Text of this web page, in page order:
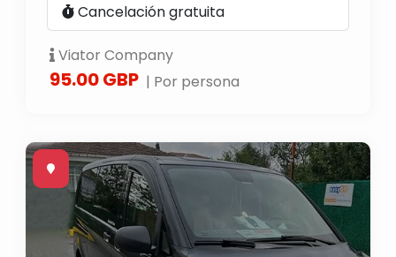
Cancelación gratuita
Viator Company
95.00 GBP | Por persona